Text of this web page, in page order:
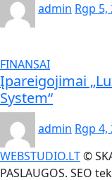
admin Rgp 5,
FINANSAI
Įpareigojimai
System“
admin Rgp 4,
WEBSTUDIO.LT©
PASLAUGOS. SEO